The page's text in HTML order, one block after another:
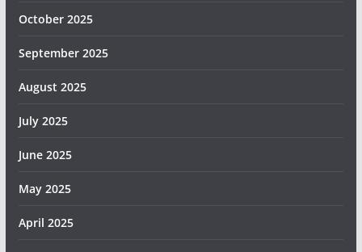
October 2025
September 2025
August 2025
July 2025
June 2025
May 2025
April 2025